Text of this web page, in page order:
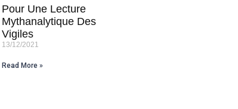
Pour Une Lecture
Mythanalytique Des
Vigiles
13/12/2021
Read More »